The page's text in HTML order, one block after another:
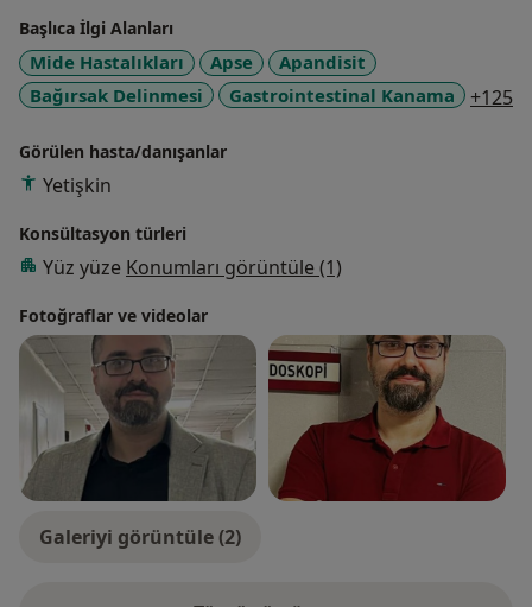
Başlıca İlgi Alanları
Mide Hastalıkları Apse
Apandisit
Bağırsak Delinmesi
Gastrointestinal Kanama +125
Görülen hasta/danışanlar
Yetişkin
Konsültasyon türleri
Yüz yüze Konumları görüntüle (1)
Fotoğraflar ve videolar
Galeriyi görüntüle (2)